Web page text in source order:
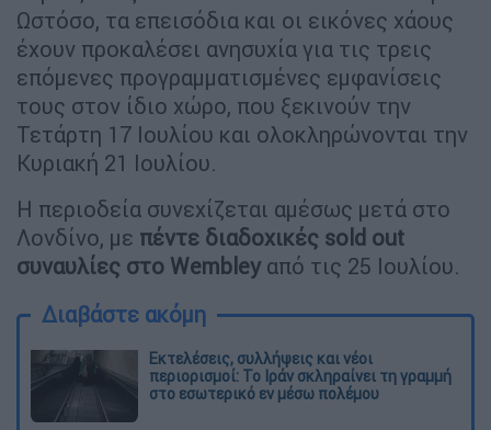
Ωστόσο, τα επεισόδια και οι εικόνες χάους
έχουν προκαλέσει ανησυχία για τις τρεις
επόμενες προγραμματισμένες εμφανίσεις
τους στον ίδιο χώρο, που ξεκινούν την
Τετάρτη 17 Ιουλίου και ολοκληρώνονται την
Κυριακή 21 Ιουλίου.
Η περιοδεία συνεχίζεται αμέσως μετά στο
Λονδίνο, με πέντε διαδοχικές sold out
συναυλίες στο Wembley από τις 25 Ιουλίου.
Διαβάστε ακόμη
Εκτελέσεις, συλλήψεις και νέοι
περιορισμοί: Το Ιράν σκληραίνει τη γραμμή
στο εσωτερικό εν μέσω πολέμου